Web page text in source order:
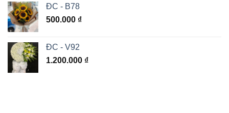
ĐC - B78
500.000 ₫
ĐC - V92
1.200.000 ₫